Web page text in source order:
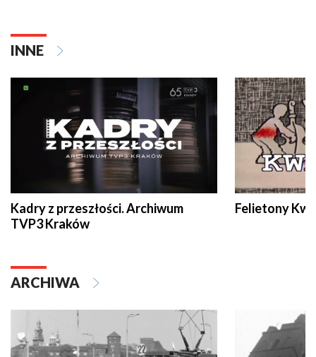
INNE
Kadry z przeszłości. Archiwum
TVP3 Kraków
Felietony
ARCHIWA